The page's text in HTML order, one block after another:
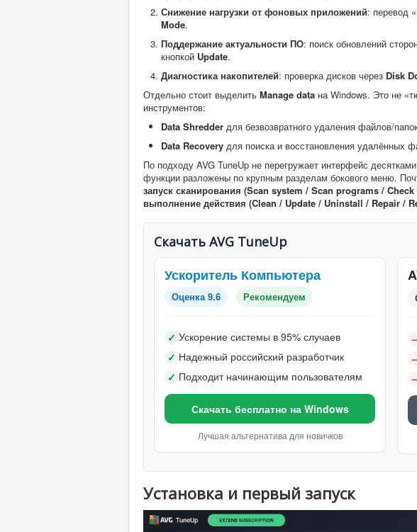
Снижение нагрузки от фоновых приложений: перевод
Mode.
Поддержание актуальности ПО: поиск обновлений
кнопкой Update.
Диагностика накопителей: проверка дисков через Disk
Отдельно стоит выделить Manage data на Windows. Это не
инструментов:
Data Shredder для безвозвратного удаления файлов/
Data Recovery для поиска и восстановления удалённых
По подходу AVG TuneUp не перегружает интерфейс
функции разложены по крупным разделам бокового меню.
запуск сканирования (Scan system / Scan programs /
выполнение действия (Clean / Update / Uninstall / Repair /
Скачать AVG TuneUp
Ускоритель Компьютера
Оценка 9.6 Рекомендуем
✓ Ускорение системы в 95% случаев
✓ Надежный российский разработчик
✓ Подходит начинающим пользователям
Скачать бесплатно на Windows
Лучшая альтернатива для новичков
–
–
–
Установка и первый запуск